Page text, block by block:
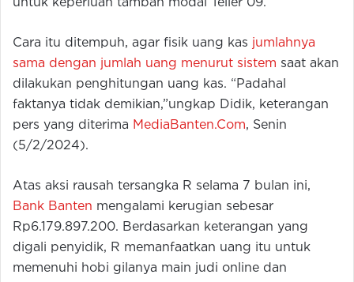
untuk keperluan tambah modal Teller 09.
Cara itu ditempuh, agar fisik uang kas jumlahnya
sama dengan jumlah uang menurut sistem saat akan
dilakukan penghitungan uang kas. “Padahal
faktanya tidak demikian,”ungkap Didik, keterangan
pers yang diterima MediaBanten.Com, Senin
(5/2/2024).
Atas aksi rausah tersangka R selama 7 bulan ini,
Bank Banten mengalami kerugian sebesar
Rp6.179.897.200. Berdasarkan keterangan yang
digali penyidik, R memanfaatkan uang itu untuk
memenuhi hobi gilanya main judi online dan